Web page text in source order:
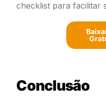
checklist para facilitar
Conclusão